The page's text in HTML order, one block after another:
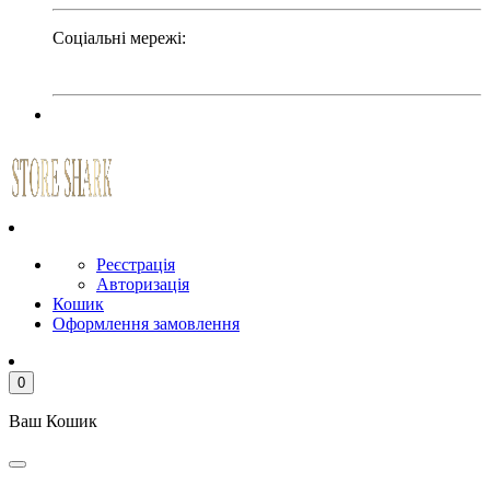
Соціальні мережі:
Реєстрація
Авторизація
Кошик
Оформлення замовлення
0
Ваш Кошик